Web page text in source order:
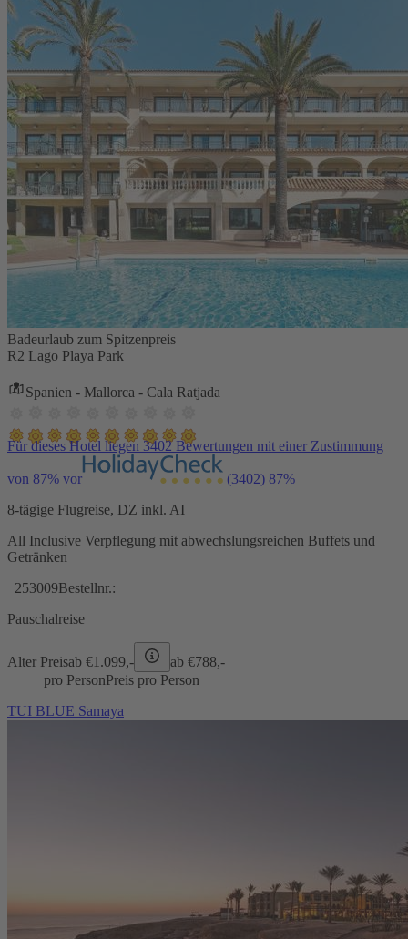
Badeurlaub zum Spitzenpreis
R2 Lago Playa Park
Spanien - Mallorca - Cala Ratjada
Für dieses Hotel liegen 3402 Bewertungen mit einer Zustimmung
von 87% vor (3402) 87%
8-tägige Flugreise, DZ inkl. AI
All Inclusive Verpflegung mit abwechslungsreichen Buffets und
Getränken
253009Bestellnr.:
Pauschalreise
Alter Preisab €1.099,- ab €788,-
pro PersonPreis pro Person
TUI BLUE Samaya